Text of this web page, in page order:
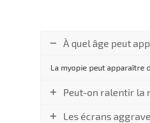
À quel âge peut
La myopie peut apparaître
Peut-on ralentir la
Les écrans